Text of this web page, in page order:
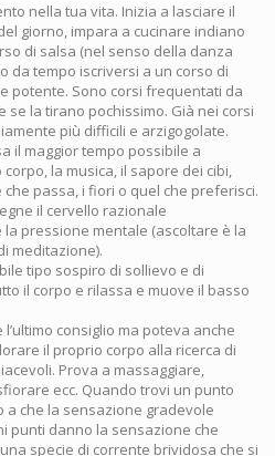
nella tua vita. Inizia a lasciare il
giorno, impara a cucinare indiano
di salsa (nel senso della danza
da tempo iscriversi a un corso di
potente. Sono corsi frequentati da
la tirano pochissimo. Già nei corsi
più difficili e arzigogolate.
il maggior tempo possibile a
la musica, il sapore dei cibi,
passa, i fiori o quel che preferisci.
il cervello razionale
pressione mentale (ascoltare è la
meditazione).
tipo sospiro di sollievo e di
il corpo e rilassa e muove il basso
l’ultimo consiglio ma poteva anche
il proprio corpo alla ricerca di
Prova a massaggiare,
ecc. Quando trovi un punto
a che la sensazione gradevole
punti danno la sensazione che
specie di corrente brividosa che si